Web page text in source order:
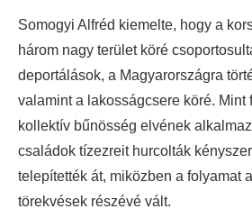
Somogyi Alfréd kiemelte, hogy a
három nagy terület köré
deportálások, a Magyarországra
valamint a lakosságcsere köré. Mint
kollektív bűnösség elvének
családok tízezreit hurcolták
telepítették át, miközben a folyamat
törekvések részévé vált.